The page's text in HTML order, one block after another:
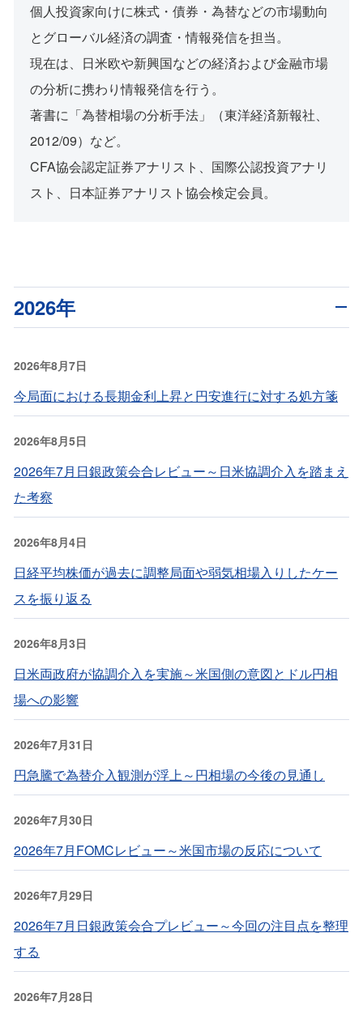
個人投資家向けに株式・債券・為替などの市場動向
とグローバル経済の調査・情報発信を担当。
現在は、日米欧や新興国などの経済および金融市場
の分析に携わり情報発信を行う。
著書に「為替相場の分析手法」（東洋経済新報社、
2012/09）など。
CFA協会認定証券アナリスト、国際公認投資アナリ
スト、日本証券アナリスト協会検定会員。
2026年
2026年8月7日
今局面における長期金利上昇と円安進行に対する処方箋
2026年8月5日
2026年7月日銀政策会合レビュー～日米協調介入を踏まえ
た考察
2026年8月4日
日経平均株価が過去に調整局面や弱気相場入りしたケー
スを振り返る
2026年8月3日
日米両政府が協調介入を実施～米国側の意図とドル円相
場への影響
2026年7月31日
円急騰で為替介入観測が浮上～円相場の今後の見通し
2026年7月30日
2026年7月FOMCレビュー～米国市場の反応について
2026年7月29日
2026年7月日銀政策会合プレビュー～今回の注目点を整理
する
2026年7月28日